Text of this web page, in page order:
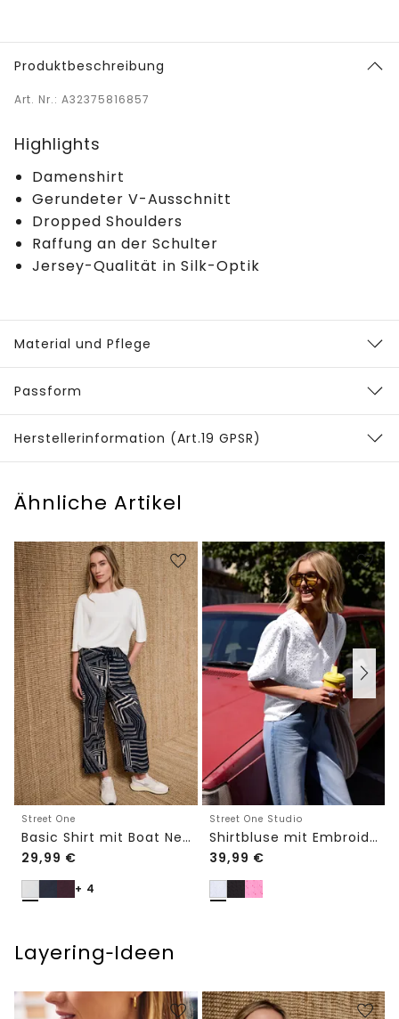
Produktbeschreibung
Art. Nr.: A32375816857
Highlights
Damenshirt
Gerundeter V-Ausschnitt
Dropped Shoulders
Raffung an der Schulter
Jersey-Qualität in Silk-Optik
Material und Pflege
Passform
Herstellerinformation (Art.19 GPSR)
Ähnliche Artikel
Street One
Basic Shirt mit Boat Neck und Elastikbund
29,99 €
+ 4
Street One Studio
Shirtbluse mit Embroidery-Front
39,99 €
Layering‑Ideen